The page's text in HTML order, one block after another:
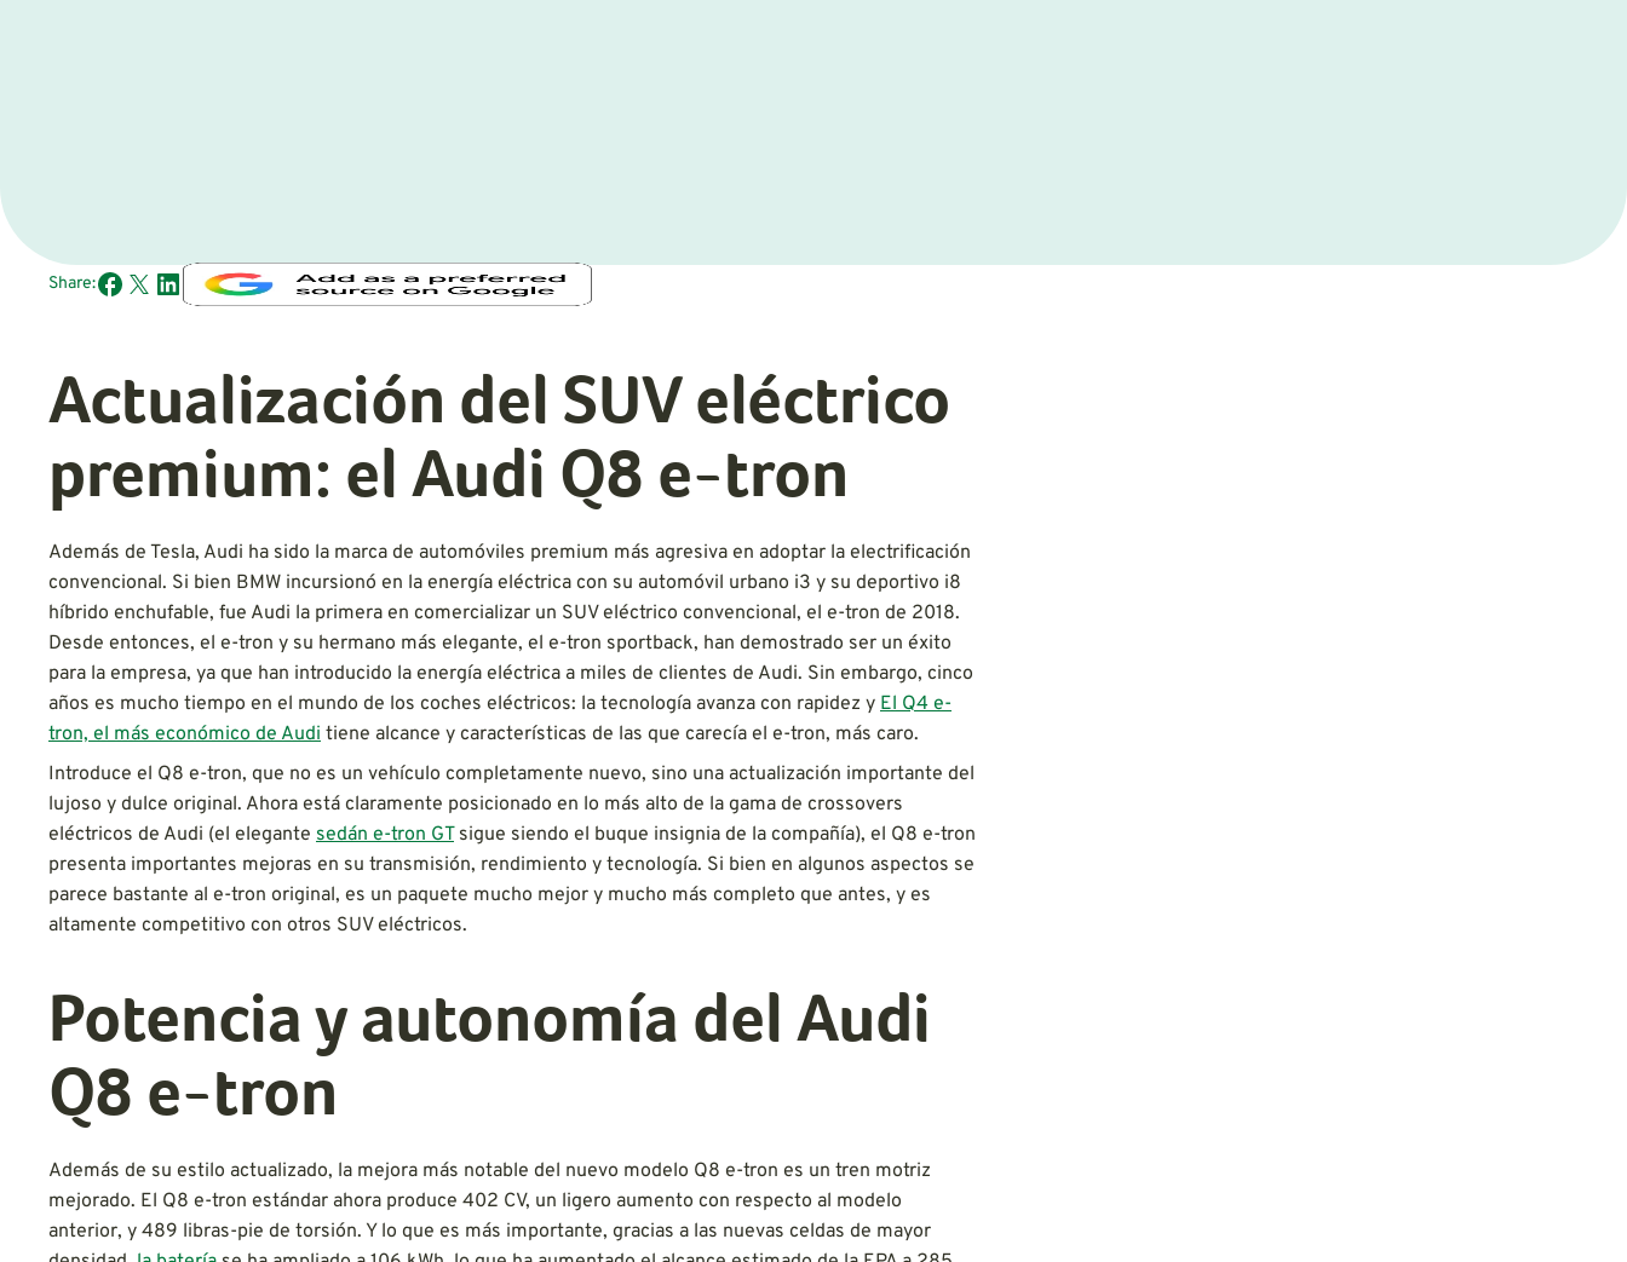
Share:
Actualización del SUV eléctrico
premium: el Audi Q8 e-tron
Además de Tesla, Audi ha sido la marca de automóviles premium más agresiva en adoptar la electrificación
convencional. Si bien BMW incursionó en la energía eléctrica con su automóvil urbano i3 y su deportivo i8
híbrido enchufable, fue Audi la primera en comercializar un SUV eléctrico convencional, el e-tron de 2018.
Desde entonces, el e-tron y su hermano más elegante, el e-tron sportback, han demostrado ser un éxito
para la empresa, ya que han introducido la energía eléctrica a miles de clientes de Audi. Sin embargo, cinco
años es mucho tiempo en el mundo de los coches eléctricos: la tecnología avanza con rapidez y El Q4 e-
tron, el más económico de Audi tiene alcance y características de las que carecía el e-tron, más caro.
Introduce el Q8 e-tron, que no es un vehículo completamente nuevo, sino una actualización importante del
lujoso y dulce original. Ahora está claramente posicionado en lo más alto de la gama de crossovers
eléctricos de Audi (el elegante sedán e-tron GTsigue siendo el buque insignia de la compañía), el Q8 e-tron
presenta importantes mejoras en su transmisión, rendimiento y tecnología. Si bien en algunos aspectos se
parece bastante al e-tron original, es un paquete mucho mejor y mucho más completo que antes, y es
altamente competitivo con otros SUV eléctricos.
Potencia y autonomía del Audi
Q8 e-tron
Además de su estilo actualizado, la mejora más notable del nuevo modelo Q8 e-tron es un tren motriz
mejorado. El Q8 e-tron estándar ahora produce 402 CV, un ligero aumento con respecto al modelo
anterior, y 489 libras-pie de torsión. Y lo que es más importante, gracias a las nuevas celdas de mayor